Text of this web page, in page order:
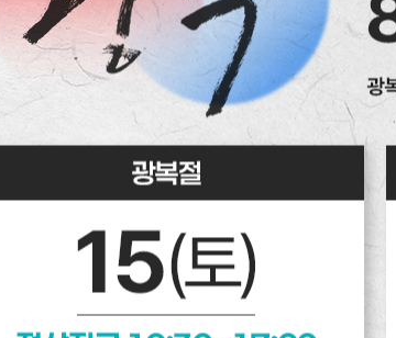
애교 필러(국산) 1cc
국산 필러 (아띠에르)
190,000 원
129,000
마리오네트 필러(국산) 1cc
279,000원
159,000
엘프 귀 필러(국산) 1cc